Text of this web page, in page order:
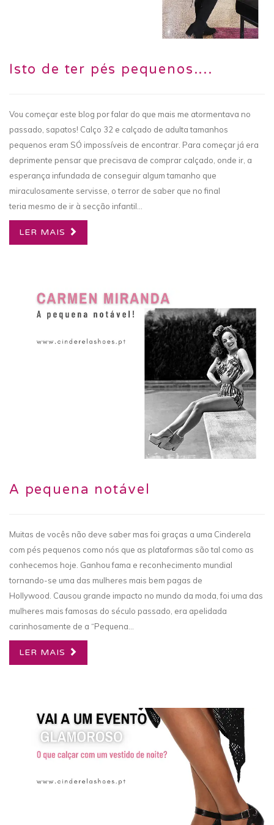
Isto de ter pés pequenos....
Vou começar este blog por falar do que mais me atormentava no
passado, sapatos! Calço 32 e calçado de adulta tamanhos
pequenos eram SÓ impossíveis de encontrar. Para começar já era
deprimente pensar que precisava de comprar calçado, onde ir, a
esperança infundada de conseguir algum tamanho que
miraculosamente servisse, o terror de saber que no final
teria mesmo de ir à secção infantil...
LER MAIS
A pequena notável
Muitas de vocês não deve saber mas foi graças a uma Cinderela
com pés pequenos como nós que as plataformas são tal como as
conhecemos hoje. Ganhou fama e reconhecimento mundial
tornando-se uma das mulheres mais bem pagas de
Hollywood. Causou grande impacto no mundo da moda, foi uma das
mulheres mais famosas do século passado, era apelidada
carinhosamente de a “Pequena...
LER MAIS